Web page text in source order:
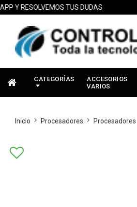
TUS DUDAS
CATEGORÍAS
ACCESORIOS
VARIOS
Inicio Procesadores Procesadores